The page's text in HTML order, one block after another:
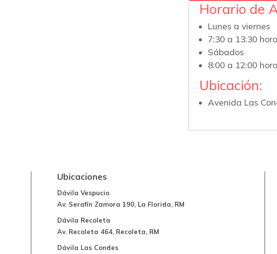
Horario de
Lunes a viernes
7:30 a 13:30
Sábados
8:00 a 12:00
Ubicación:
Avenida Las
Ubicaciones
Dávila Vespucio
Av. Serafín Zamora 190, La Florida, RM
Dávila Recoleta
Av. Recoleta 464, Recoleta, RM
Dávila Las Condes